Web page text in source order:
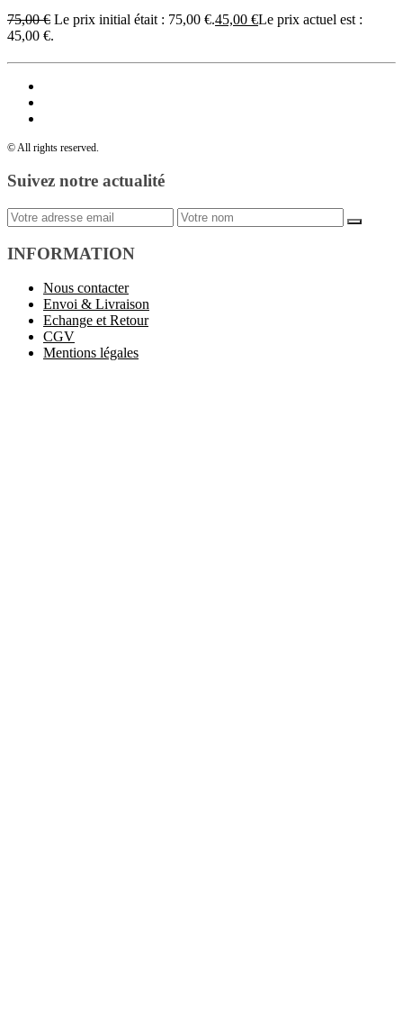
75,00€ Le prix initial était : 75,00 €.45,00 €Le prix actuel est :
45,00 €.
© All rights reserved.
Suivez notre actualité
INFORMATION
Nous contacter
Envoi & Livraison
Echange et Retour
CGV
Mentions légales